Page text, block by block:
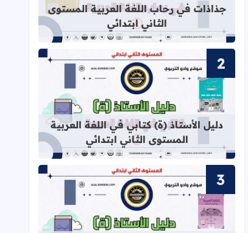
جذاذات في رحاب اللغة العربية المستوى
الثاني ابتدائي
قراءة المزيد عن دليل الأستاذ (ة)
دليل الأستاذ (ة) كتابي في اللغة العربية
المستوى الثاني ابتدائي
قراءة المزيد عن دليل الأستاذ (ة) في